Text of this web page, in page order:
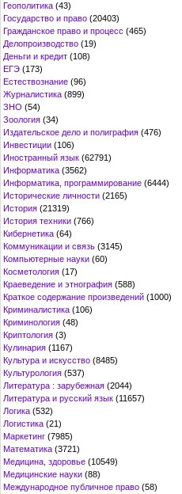
Геополитика (43)
Государство и право (20403)
Гражданское право и процесс (465)
Делопроизводство (19)
Деньги и кредит (108)
ЕГЭ (173)
Естествознание (96)
Журналистика (899)
ЗНО (54)
Зоология (34)
Издательское дело и полиграфия (476)
Инвестиции (106)
Иностранный язык (62791)
Информатика (3562)
Информатика, программирование (6444)
Исторические личности (2165)
История (21319)
История техники (766)
Кибернетика (64)
Коммуникации и связь (3145)
Компьютерные науки (60)
Косметология (17)
Краеведение и этнография (588)
Краткое содержание произведений (1000)
Криминалистика (106)
Криминология (48)
Криптология (3)
Кулинария (1167)
Культура и искусство (8485)
Культурология (537)
Литература : зарубежная (2044)
Литература и русский язык (11657)
Логика (532)
Логистика (21)
Маркетинг (7985)
Математика (3721)
Медицина, здоровье (10549)
Медицинские науки (88)
Международное публичное право (58)